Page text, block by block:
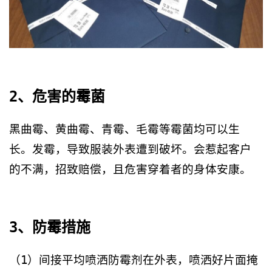
2、危害的霉菌
黑曲霉、黄曲霉、青霉、毛霉等霉菌均可以生
长。发霉，导致服装外表遭到破坏。会惹起客户
的不满，招致赔偿，且危害穿着者的身体安康。
3、防霉措施
（1）间接平均喷洒防霉剂在外表，喷洒好片面掩